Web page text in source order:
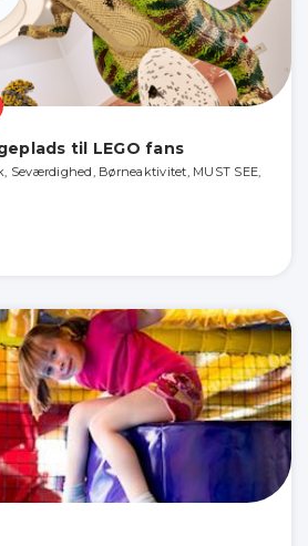
til LEGO fans
Seværdighed, Børneaktivitet, MUST SEE,